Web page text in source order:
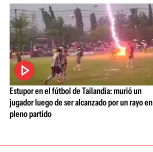
Estupor en el fútbol de Tailandia: murió un
jugador luego de ser alcanzado por un rayo en
pleno partido